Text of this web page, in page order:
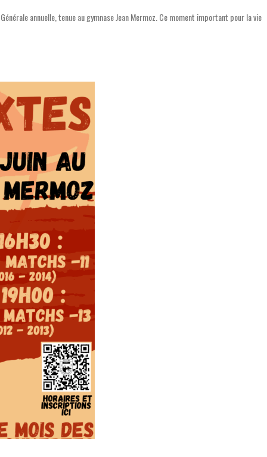
annuelle, tenue au gymnase Jean Mermoz. Ce moment important pour la vie